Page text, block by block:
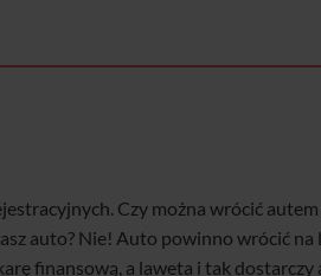
Czy można wrócić
auto? Nie! Auto powinno wrócić na
finansową, a laweta i tak dostarczy